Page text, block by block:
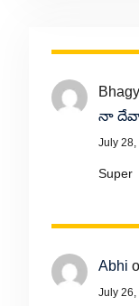
నా
July 28,
Super
Abhi
July 26,